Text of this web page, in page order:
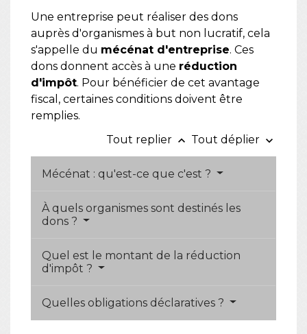
Une entreprise peut réaliser des dons
auprès d'organismes à but non lucratif, cela
s'appelle du mécénat d'entreprise. Ces
dons donnent accès à une réduction
d'impôt. Pour bénéficier de cet avantage
fiscal, certaines conditions doivent être
remplies.
Tout replier keyboard_arrow_up Tout déplier keyboard_arrow_down
Mécénat : qu'est-ce que c'est ?
À quels organismes sont destinés les
dons ?
Quel est le montant de la réduction
d'impôt ?
Quelles obligations déclaratives ?